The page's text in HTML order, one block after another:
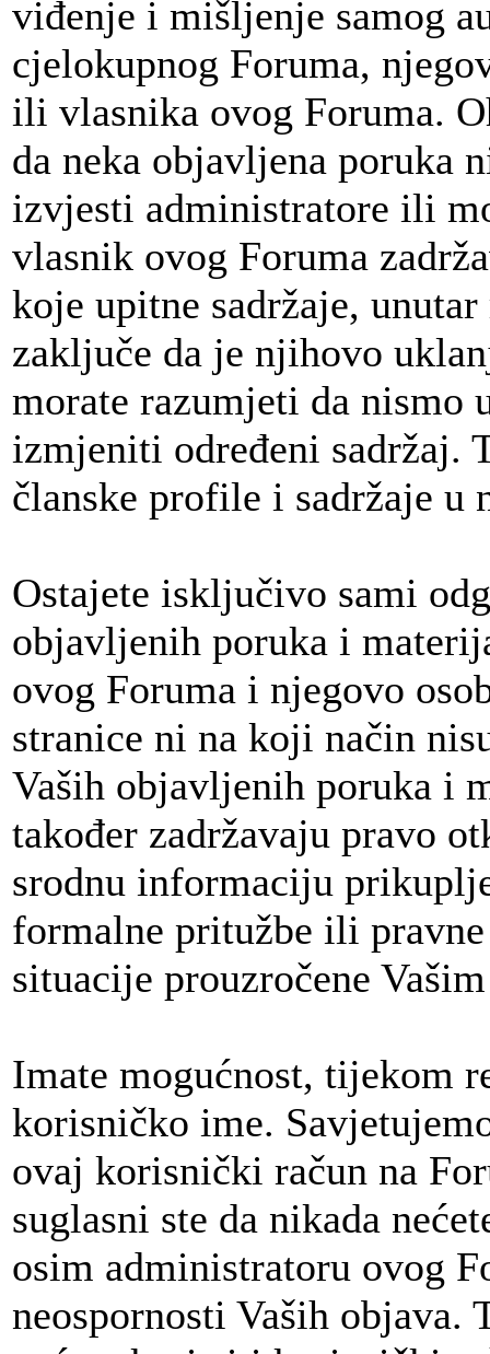
viđenje i mišljenje samog
cjelokupnog Foruma,
ili vlasnika ovog Foruma.
da neka objavljena poruka
izvjesti administratore ili
vlasnik ovog Foruma
koje upitne sadržaje,
zaključe da je njihovo
morate razumjeti da
izmjeniti određeni sadržaj.
članske profile i sadržaje u
Ostajete isključivo sami
objavljenih poruka i
ovog Foruma i njegovo
stranice ni na koji način
Vaših objavljenih poruka i
također zadržavaju pravo
srodnu informaciju
formalne pritužbe ili
situacije prouzročene
Imate mogućnost, tijekom
korisničko ime.
ovaj korisnički račun na
suglasni ste da nikada
osim administratoru ovog
neospornosti Vaših